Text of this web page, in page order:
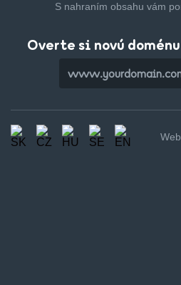
S nahraním obsahu vám
Overte si novú